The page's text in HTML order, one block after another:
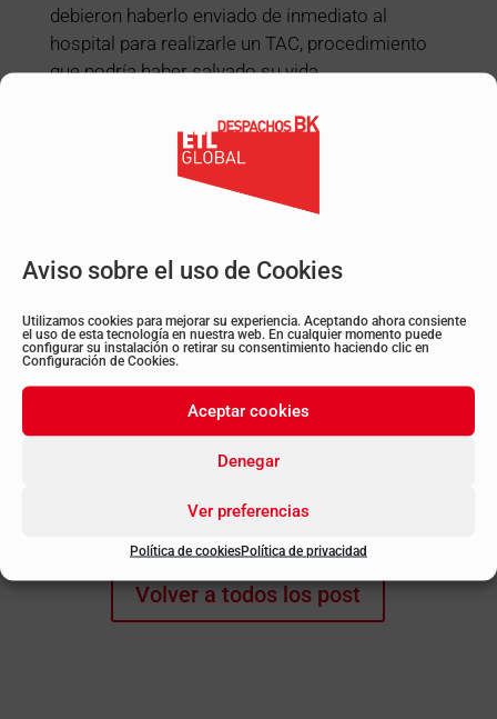
Aviso sobre el uso de Cookies
Utilizamos cookies para mejorar su experiencia. Aceptando ahora consiente
el uso de esta tecnología en nuestra web. En cualquier momento puede
configurar su instalación o retirar su consentimiento haciendo clic en
Configuración de Cookies.
Aceptar cookies
Denegar
Ver preferencias
Política de cookiesPolítica de privacidad
debieron haberlo enviado de inmediato al
hospital para realizarle un TAC, procedimiento
que podría haber salvado su vida.
Gracias a la diligencia y experiencia de nuestros
abogados, se ha conseguido que ambos
sanitarios enfrenten un proceso judicial por su
presunta mala praxis. Este logro no solo
para la familia del ciclista, sino que también
subraya nuestro compromiso con la defensa de
los derechos de nuestros clientes y la búsqueda
de justicia.
En nuestro despacho, estamos dedicados a
brindar la mejor representación legal y a
luchar incansablemente por la justicia.
contactarnos. Estamos aquí para ayudarte.
Volver a todos los post